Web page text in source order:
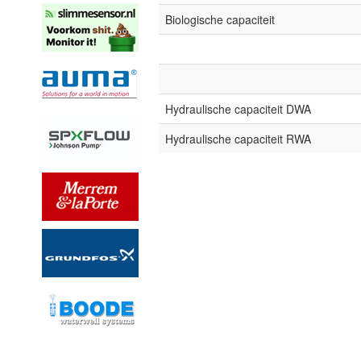
Biologische capaciteit
Hydraulische capaciteit DWA
Hydraulische capaciteit RWA